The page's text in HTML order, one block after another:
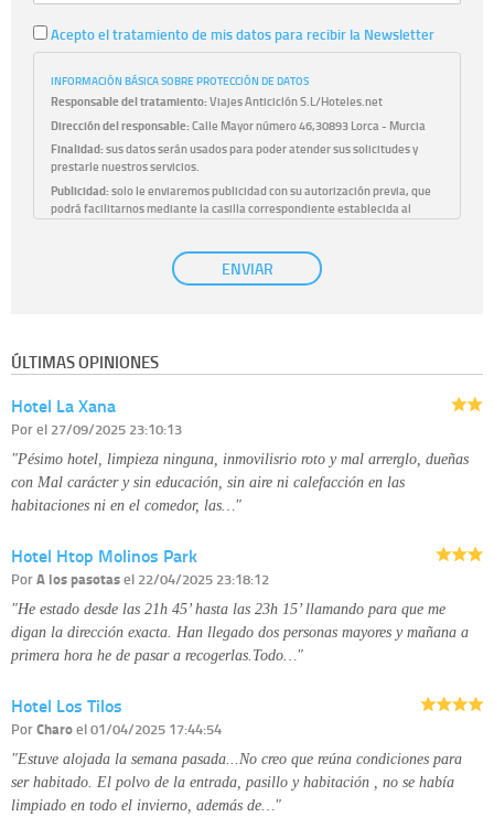
Acepto el tratamiento de mis datos para recibir la Newsletter
INFORMACIÓN BÁSICA SOBRE PROTECCIÓN DE DATOS
Responsable del tratamiento:Viajes Anticiclón S.L/Hoteles.net
Dirección del responsable:Calle Mayor número 46,30893 Lorca - Murcia
Finalidad:sus datos serán usados para poder atender sus solicitudes y
prestarle nuestros servicios.
Publicidad:solo le enviaremos publicidad con su autorización previa, que
podrá facilitarnos mediante la casilla correspondiente establecida al
únicamente trataremos sus datos con su consentimiento
previo, que podrá facilitarnos mediante la casilla correspondiente
Derechos:tiene derecho a saber qué información tenemos sobre usted,
disponible en nuestra página web.
Información complementaria:
ENVIAR
ÚLTIMAS OPINIONES
Hotel La Xana
Porel 27/09/2025 23:10:13
"Pésimo hotel, limpieza ninguna, inmovilisrio roto y mal arrerglo, dueñas
con Mal carácter y sin educación, sin aire ni calefacción en las
habitaciones ni en el comedor, las…"
Hotel Htop Molinos Park
PorA los pasotasel 22/04/2025 23:18:12
"He estado desde las 21h 45’ hasta las 23h 15’ llamando para que me
digan la dirección exacta. Han llegado dos personas mayores y mañana a
primera hora he de pasar a recogerlas.Todo…"
Hotel Los Tilos
PorCharoel 01/04/2025 17:44:54
"Estuve alojada la semana pasada...No creo que reúna condiciones para
ser habitado. El polvo de la entrada, pasillo y habitación , no se había
limpiado en todo el invierno, además de…"